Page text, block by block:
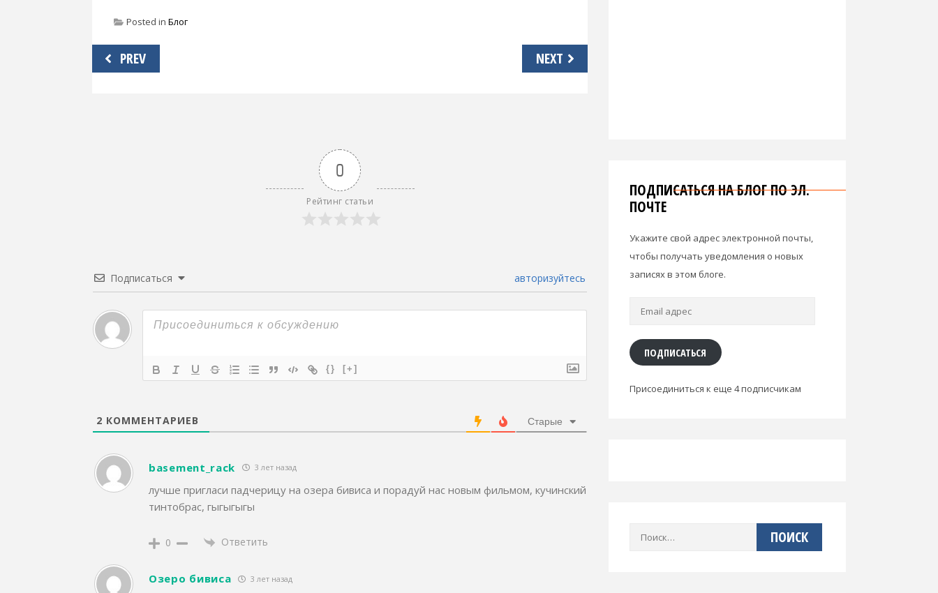
Posted in Блог
Навигация
по
PREV NEXT
0
Рейтинг статьи
Подписаться авторизуйтесь
{} [+]
2 КОММЕНТАРИЕВ Старые
basement_rack 3 лет назад
лучше пригласи падчерицу на озера бивиса и порадуй нас новым фильмом, кучинский
тинтобрас, гыгыгыгы
0 Ответить
Озеро бивиса 3 лет назад
ПОДПИСАТЬСЯ НА БЛОГ ПО ЭЛ.
ПОЧТЕ
Укажите свой адрес электронной почты,
чтобы получать уведомления о новых
записях в этом блоге.
Email
ПОДПИСАТЬСЯ
Присоединиться к еще 4 подписчикам